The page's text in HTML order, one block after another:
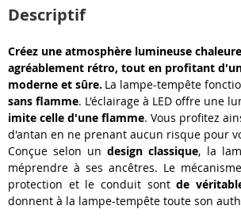
Descriptif
Créez une atmosphère lumineuse
agréablement rétro, tout en profitant
moderne et sûre. La lampe-tempête
sans flamme. L'éclairage à LED offre une
imite celle d'une flamme. Vous profitez
d'antan en ne prenant aucun risque pour
Conçue selon undesign classique, la
méprendre à ses ancêtres. Le
protection et le conduit sontde
donnent à la lampe-tempête toute son